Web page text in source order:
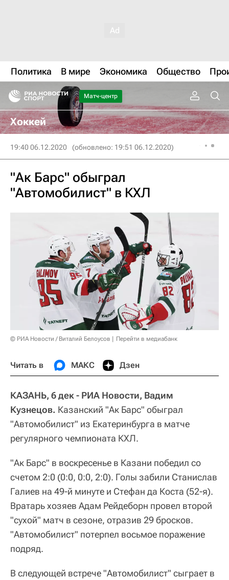
Политика В мире Экономика Общество
Матч-центр
Хоккей
19:40 06.12.2020 (обновлено: 19:51 06.12.2020)
"Ак Барс" обыграл
"Автомобилист" в КХЛ
© РИА Новости / Виталий Белоусов Перейти в медиабанк
Читать в МАКС Дзен
КАЗАНЬ, 6 дек - РИА Новости, Вадим
Кузнецов. Казанский "Ак Барс" обыграл
"Автомобилист" из Екатеринбурга в матче
регулярного чемпионата КХЛ.
"Ак Барс" в воскресенье в Казани победил со
счетом 2:0 (0:0, 0:0, 2:0). Голы забили Станислав
Галиев на 49-й минуте и Стефан да Коста (52-я).
Вратарь хозяев Адам Рейдеборн провел второй
"сухой" матч в сезоне, отразив 29 бросков.
"Автомобилист" потерпел восьмое поражение
подряд.
В следующей встрече "Автомобилист" сыграет в